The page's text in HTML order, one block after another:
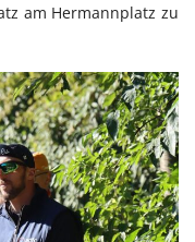
am Hermannplatz zu